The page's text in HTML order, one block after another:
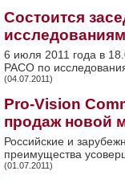
Состоится
6 июля 2011 года в
РАСО по
(04.07.2011)
Pro-Vision
продаж новой
Российские и
преимущества
(01.07.2011)